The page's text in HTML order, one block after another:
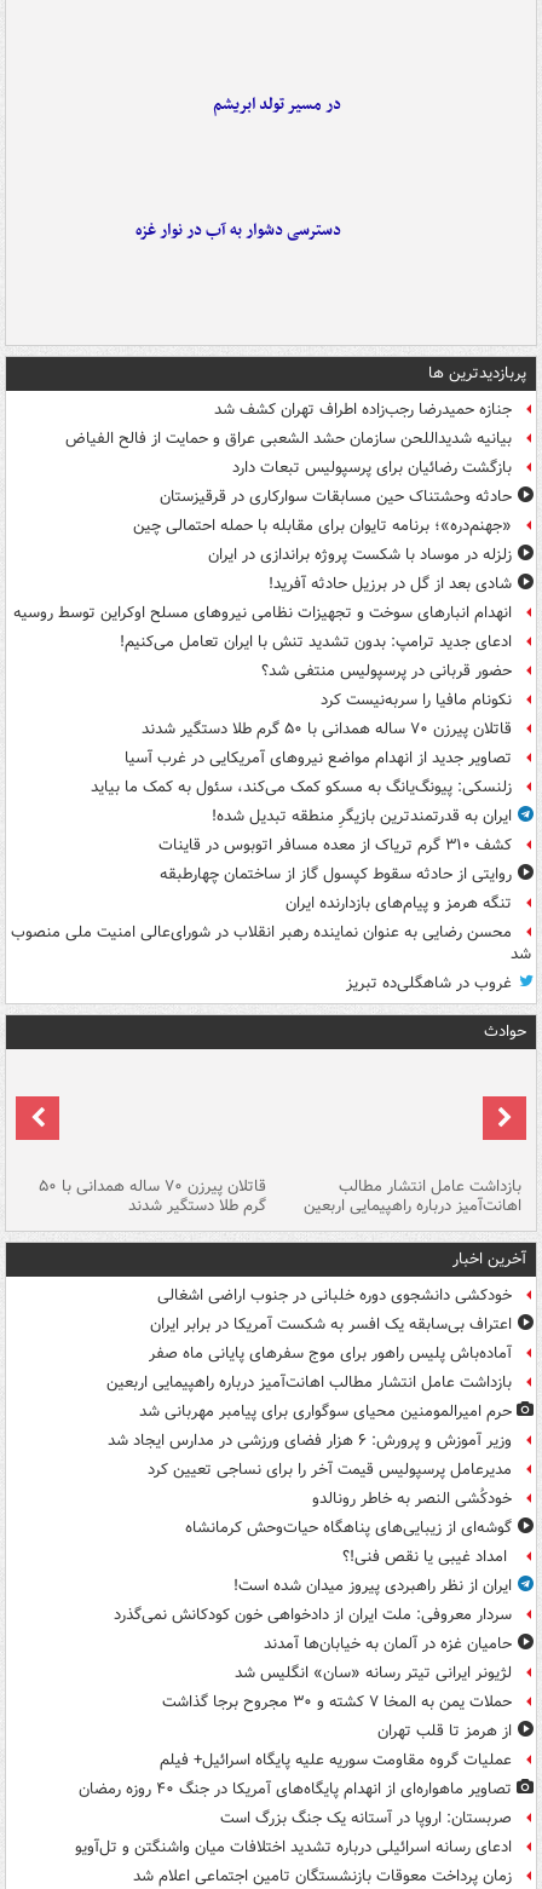
در مسیر تولد ابریشم
دسترسی دشوار به آب در نوار غزه
پربازدیدترین ها
جنازه حمیدرضا رجب‌زاده اطراف تهران کشف شد
بیانیه شدیداللحن سازمان حشد الشعبی عراق و حمایت از فالح الفیاض
بازگشت رضائیان برای پرسپولیس تبعات دارد
حادثه وحشتناک حین مسابقات سوارکاری در قرقیزستان
«جهنم‌دره»؛ برنامه تایوان برای مقابله با حمله احتمالی چین
زلزله در موساد با شکست پروژه براندازی در ایران
شادی بعد از گل در برزیل حادثه آفرید!
انهدام انبارهای سوخت و تجهیزات نظامی نیروهای مسلح اوکراین توسط روسیه
ادعای جدید ترامپ: بدون تشدید تنش با ایران تعامل می‌کنیم!
حضور قربانی در پرسپولیس منتفی شد؟
نکونام مافیا را سربه‌نیست کرد
قاتلان پیرزن ۷۰ ساله همدانی با ۵۰ گرم طلا دستگیر شدند
تصاویر جدید از انهدام مواضع نیروهای آمریکایی در غرب آسیا
زلنسکی: پیونگ‌یانگ به مسکو کمک می‌کند، سئول به کمک ما بیاید
ایران به قدرتمندترین بازیگرِ منطقه تبدیل شده!
کشف ۳۱۰ گرم تریاک از معده مسافر اتوبوس در قاینات
روایتی از حادثه سقوط کپسول گاز از ساختمان چهارطبقه
تنگه هرمز و پیام‌های بازدارنده ایران
محسن رضایی به عنوان نماینده رهبر انقلاب در شورای‌عالی امنیت ملی منصوب
شد
غروب در شاهگلی‌ده تبریز
حوادث
بازداشت عامل انتشار مطالب
اهانت‌آمیز درباره راهپیمایی اربعین
قاتلان پیرزن ۷۰ ساله همدانی با ۵۰
گرم طلا دستگیر شدند
آخرین اخبار
خودکشی دانشجوی دوره خلبانی در جنوب اراضی اشغالی
اعتراف بی‌سابقه یک افسر به شکست آمریکا در برابر ایران
آماده‌باش پلیس راهور برای موج سفرهای پایانی ماه صفر
بازداشت عامل انتشار مطالب اهانت‌آمیز درباره راهپیمایی اربعین
حرم امیرالمومنین محیای سوگواری برای پیامبر مهربانی شد
وزیر آموزش و پرورش: ۶ هزار فضای ورزشی در مدارس ایجاد شد
مدیرعامل پرسپولیس قیمت آخر را برای نساجی تعیین کرد
خودکُشی النصر به خاطر رونالدو
گوشه‌ای از زیبایی‌های پناهگاه‌ حیات‌وحش کرمانشاه
امداد غیبی یا نقص فنی!؟
ایران از نظر راهبردی پیروز میدان شده است!
سردار معروفی: ملت ایران از دادخواهی خون کودکانش نمی‌گذرد
حامیان غزه در آلمان به خیابان‌ها آمدند
لژیونر ایرانی تیتر رسانه «سان» انگلیس شد
حملات یمن به المخا ۷ کشته و ۳۰ مجروح برجا گذاشت
از هرمز تا قلب تهران
عملیات گروه مقاومت سوریه علیه پایگاه اسرائیل+ فیلم
تصاویر ماهواره‌ای از انهدام پایگاه‌های آمریکا در جنگ ۴۰ روزه رمضان
صربستان: اروپا در آستانه یک جنگ بزرگ است
ادعای رسانه اسرائیلی درباره تشدید اختلافات میان واشنگتن و تل‌آویو
زمان پرداخت معوقات بازنشستگان تامین اجتماعی اعلام شد